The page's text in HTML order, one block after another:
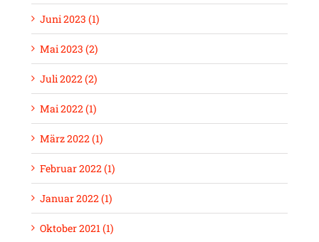
Juni 2023 (1)
Mai 2023 (2)
Juli 2022 (2)
Mai 2022 (1)
März 2022 (1)
Februar 2022 (1)
Januar 2022 (1)
Oktober 2021 (1)